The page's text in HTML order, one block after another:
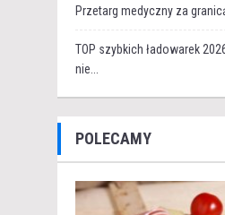
Przetarg medyczny za granicą
TOP szybkich ładowarek
nie...
POLECAMY